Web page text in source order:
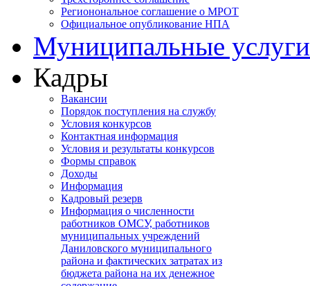
Регионональное соглашение о МРОТ
Официальное опубликование НПА
Муниципальные услуги
Кадры
Вакансии
Порядок поступления на службу
Условия конкурсов
Контактная информация
Условия и результаты конкурсов
Формы справок
Доходы
Информация
Кадровый резерв
Информация о численности
работников ОМСУ, работников
муниципальных учреждений
Даниловского муниципального
района и фактических затратах из
бюджета района на их денежное